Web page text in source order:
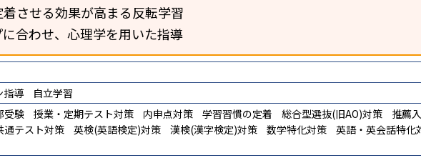
させる効果が高まる反転学習
合わせ、心理学を用いた指導
指導 自立学習
受験 授業・定期テスト対策 内申点対策 学習習慣の定着 総合型選抜(旧AO)対策 推薦
通テスト対策 英検(英語検定)対策 漢検(漢字検定)対策 数学特化対策 英語・英会話特化